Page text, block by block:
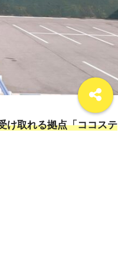
け取れる拠点「ココステ